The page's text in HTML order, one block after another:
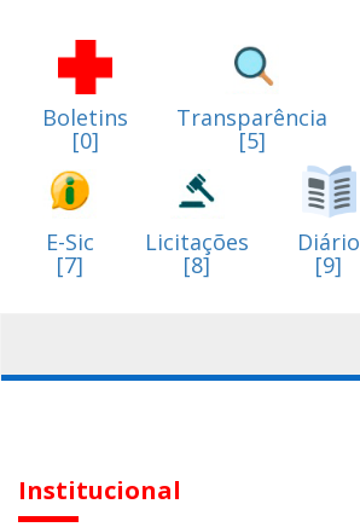
Boletins
[0]
Transparência
[5]
E-Sic
[7]
Licitações
[8]
Diário
[9]
Institucional